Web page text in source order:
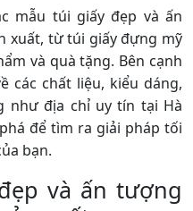
mẫu túi giấy đẹp và ấn
xuất, từ túi giấy đựng mỹ
và quà tặng. Bên cạnh
các chất liệu, kiểu dáng,
như địa chỉ uy tín tại Hà
để tìm ra giải pháp tối
bạn.
và ấn tượng